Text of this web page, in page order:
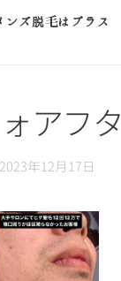
ンズ脱毛はプラス
アフ
2023年12月17日